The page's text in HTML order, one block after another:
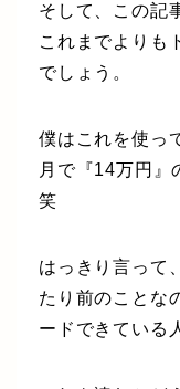
そして、この記
これまでよりも
でしょう。
僕はこれを使っ
月で『14万円』
笑
はっきり言って
たり前のことな
ードできている